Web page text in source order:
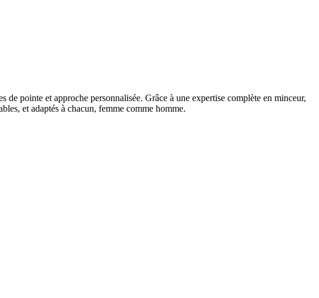
pointe et approche personnalisée. Grâce à une expertise complète en minceur,
et adaptés à chacun, femme comme homme.